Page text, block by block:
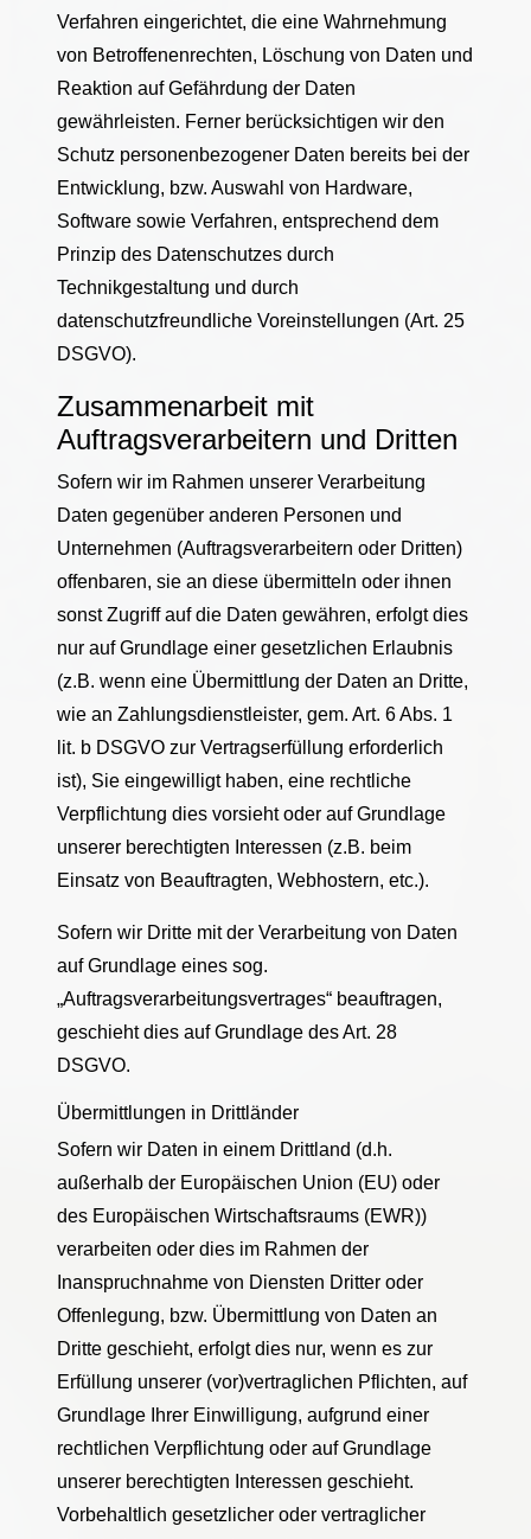
Verfahren eingerichtet, die eine Wahrnehmung
von Betroffenenrechten, Löschung von Daten und
Reaktion auf Gefährdung der Daten
gewährleisten. Ferner berücksichtigen wir den
Schutz personenbezogener Daten bereits bei der
Entwicklung, bzw. Auswahl von Hardware,
Software sowie Verfahren, entsprechend dem
Prinzip des Datenschutzes durch
Technikgestaltung und durch
datenschutzfreundliche Voreinstellungen (Art. 25
DSGVO).
Zusammenarbeit mit
Auftragsverarbeitern und Dritten
Sofern wir im Rahmen unserer Verarbeitung
Daten gegenüber anderen Personen und
Unternehmen (Auftragsverarbeitern oder Dritten)
offenbaren, sie an diese übermitteln oder ihnen
sonst Zugriff auf die Daten gewähren, erfolgt dies
nur auf Grundlage einer gesetzlichen Erlaubnis
(z.B. wenn eine Übermittlung der Daten an Dritte,
wie an Zahlungsdienstleister, gem. Art. 6 Abs. 1
lit. b DSGVO zur Vertragserfüllung erforderlich
ist), Sie eingewilligt haben, eine rechtliche
Verpflichtung dies vorsieht oder auf Grundlage
unserer berechtigten Interessen (z.B. beim
Einsatz von Beauftragten, Webhostern, etc.).
Sofern wir Dritte mit der Verarbeitung von Daten
auf Grundlage eines sog.
„Auftragsverarbeitungsvertrages“ beauftragen,
geschieht dies auf Grundlage des Art. 28
DSGVO.
Übermittlungen in Drittländer
Sofern wir Daten in einem Drittland (d.h.
außerhalb der Europäischen Union (EU) oder
des Europäischen Wirtschaftsraums (EWR))
verarbeiten oder dies im Rahmen der
Inanspruchnahme von Diensten Dritter oder
Offenlegung, bzw. Übermittlung von Daten an
Dritte geschieht, erfolgt dies nur, wenn es zur
Erfüllung unserer (vor)vertraglichen Pflichten, auf
Grundlage Ihrer Einwilligung, aufgrund einer
rechtlichen Verpflichtung oder auf Grundlage
unserer berechtigten Interessen geschieht.
Vorbehaltlich gesetzlicher oder vertraglicher